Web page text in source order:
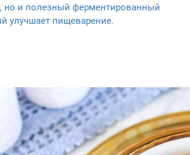
но и полезный ферментированный
улучшает пищеварение.